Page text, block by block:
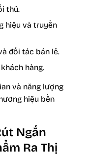
thủ.
hiệu và truyền
đối tác bán lẻ.
hàng.
và năng lượng
hiệu bền
Ngắn
Ra Thị